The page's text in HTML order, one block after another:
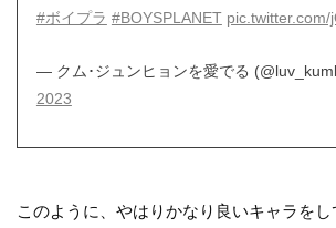
#ボイプラ #BOYSPLANET pic.twitter.com/
— クム･ジュンヒョンを愛でる
2023
このように、やはりかなり良いキャラを